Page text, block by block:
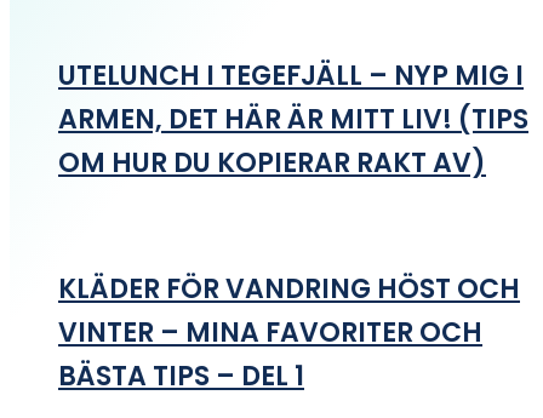
UTELUNCH I TEGEFJÄLL – NYP MIG I
ARMEN, DET HÄR ÄR MITT LIV! (TIPS
OM HUR DU KOPIERAR RAKT AV)
KLÄDER FÖR VANDRING HÖST OCH
VINTER – MINA FAVORITER OCH
BÄSTA TIPS – DEL 1